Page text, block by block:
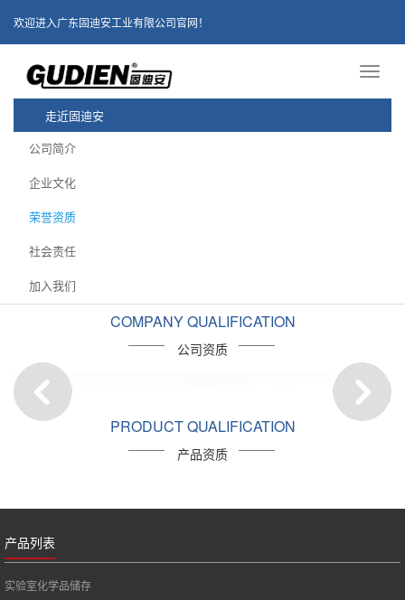
欢迎进入广东固迪安工业有限公司官网！
走近固迪安
公司简介
企业文化
荣誉资质
社会责任
加入我们
COMPANY QUALIFICATION
公司资质
PRODUCT QUALIFICATION
产品资质
产品列表
实验室化学品储存